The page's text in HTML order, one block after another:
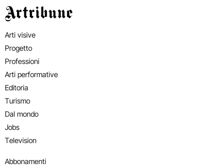
Artribune
Arti visive
Progetto
Professioni
Arti performative
Editoria
Turismo
Dal mondo
Jobs
Television
Abbonamenti